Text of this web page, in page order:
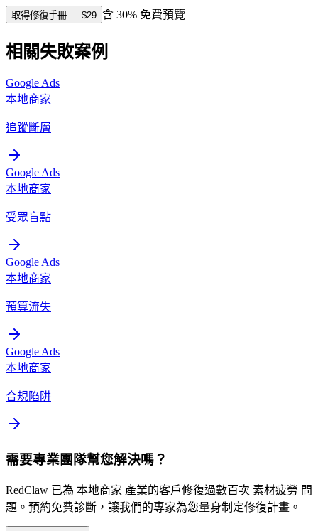
取得修復手冊 — $29 含 30% 免費預覽
相關失敗案例
Google Ads
本地商家
追蹤斷層
Google Ads
本地商家
受眾盲點
Google Ads
本地商家
預算流失
Google Ads
本地商家
合規陷阱
需要專業團隊幫您解決嗎？
RedClaw 已為 本地商家 產業的客戶修復過數百次 素材疲勞 問
題。預約免費診斷，讓我們的專家為您量身制定修復計畫。